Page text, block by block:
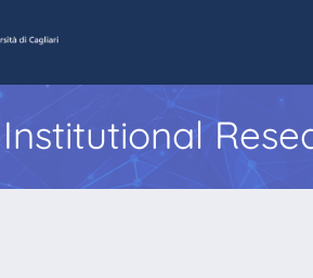
Institutional